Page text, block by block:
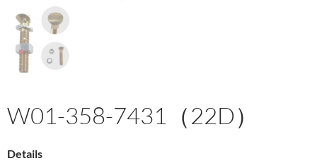
W01-358-7431（22D）
Details